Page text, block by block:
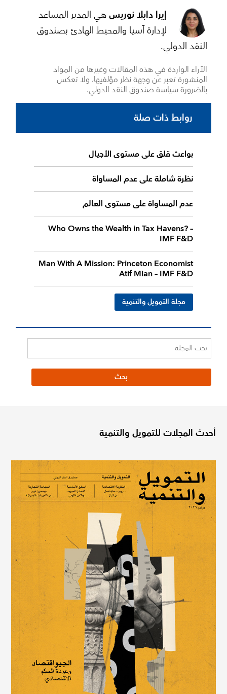
إيرا دابلا نوريسهي المدير المساعد
لإدارة آسيا والمحيط الهادئ بصندوق
النقد الدولي.
الآراء الواردة في هذه المقالات وغيرها من المواد
المنشورة تعبر عن وجهة نظر مؤلفيها، ولا تعكس
بالضرورة سياسة صندوق النقد الدولي.
روابط ذات صلة
بواعث قلق على مستوى الأجيال
نظرة شاملة على عدم المساواة
عدم المساواة على مستوى العالم
Who Owns the Wealth in Tax Havens? –
IMF F&D
Man With A Mission: Princeton Economist
Atif Mian – IMF F&D
مجلة التمويل والتنمية
أحدث المجلات للتمويل والتنمية